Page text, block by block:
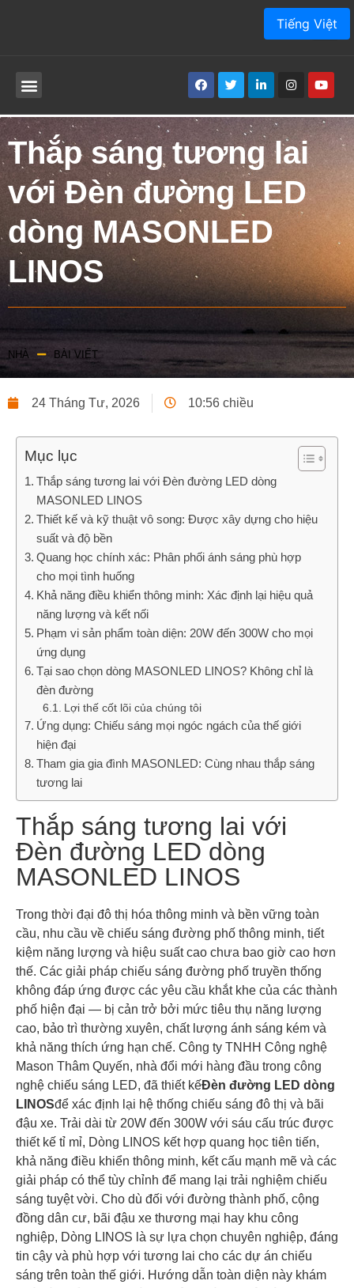
Thắp sáng tương lai
với Đèn đường LED
dòng MASONLED
LINOS
NHÀ BÀI VIẾT
24 Tháng Tư, 2026 10:56 chiều
Mục lục
Thắp sáng tương lai với Đèn đường LED dòng
MASONLED LINOS
Thiết kế và kỹ thuật vô song: Được xây dựng cho hiệu
suất và độ bền
Quang học chính xác: Phân phối ánh sáng phù hợp
cho mọi tình huống
Khả năng điều khiển thông minh: Xác định lại hiệu quả
năng lượng và kết nối
Phạm vi sản phẩm toàn diện: 20W đến 300W cho mọi
ứng dụng
Tại sao chọn dòng MASONLED LINOS? Không chỉ là
đèn đường
Lợi thế cốt lõi của chúng tôi
Ứng dụng: Chiếu sáng mọi ngóc ngách của thế giới
hiện đại
Tham gia gia đình MASONLED: Cùng nhau thắp sáng
tương lai
Thắp sáng tương lai với
Đèn đường LED dòng
MASONLED LINOS
Trong thời đại đô thị hóa thông minh và bền vững toàn
cầu, nhu cầu về chiếu sáng đường phố thông minh, tiết
kiệm năng lượng và hiệu suất cao chưa bao giờ cao hơn
thế. Các giải pháp chiếu sáng đường phố truyền thống
không đáp ứng được các yêu cầu khắt khe của các thành
phố hiện đại — bị cản trở bởi mức tiêu thụ năng lượng
cao, bảo trì thường xuyên, chất lượng ánh sáng kém và
khả năng thích ứng hạn chế. Công ty TNHH Công nghệ
Mason Thâm Quyến, nhà đổi mới hàng đầu trong công
nghệ chiếu sáng LED, đã thiết kếĐèn đường LED dòng
LINOSđể xác định lại hệ thống chiếu sáng đô thị và bãi
đậu xe. Trải dài từ 20W đến 300W với sáu cấu trúc được
thiết kế tỉ mỉ, Dòng LINOS kết hợp quang học tiên tiến,
khả năng điều khiển thông minh, kết cấu mạnh mẽ và các
giải pháp có thể tùy chỉnh để mang lại trải nghiệm chiếu
sáng tuyệt vời. Cho dù đối với đường thành phố, cộng
đồng dân cư, bãi đậu xe thương mại hay khu công
nghiệp, Dòng LINOS là sự lựa chọn chuyên nghiệp, đáng
tin cậy và phù hợp với tương lai cho các dự án chiếu
sáng trên toàn thế giới. Hướng dẫn toàn diện này khám
Tiếng Việt